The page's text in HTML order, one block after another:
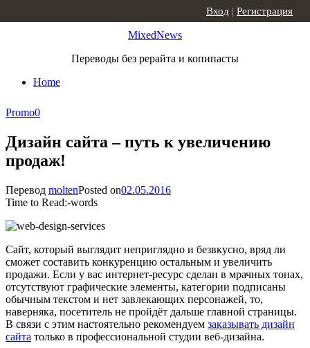
MixedNews
Переводы без рерайта и копипасты
Home
Вход | Регистрация
Promo0
Дизайн сайта – путь к увеличению
продаж!
Перевод moltenPosted on02.05.2016
Time to Read:-words
Сайт, который выглядит неприглядно и безвкусно, вряд ли
сможет составить конкуренцию остальным и увеличить
продажи. Если у вас интернет-ресурс сделан в мрачных тонах,
отсутствуют графические элементы, категории подписаны
обычным текстом и нет завлекающих персонажей, то,
наверняка, посетитель не пройдёт дальше главной страницы.
В связи с этим настоятельно рекомендуем заказывать дизайн
сайта только в профессиональной студии веб-дизайна.